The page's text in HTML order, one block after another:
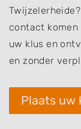
contact
uw klus en
en zonder
Plaats uw